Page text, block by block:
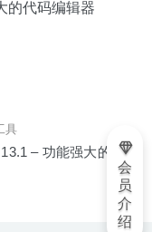
具
– 功能强大的代码
会
员
介
绍